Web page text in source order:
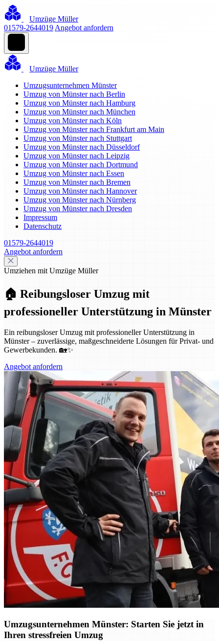
Umzüge Müller
01579-2644019 Angebot anfordern
Umzüge Müller
Umzugsunternehmen Münster
Umzug von Münster nach Berlin
Umzug von Münster nach Hamburg
Umzug von Münster nach München
Umzug von Münster nach Köln
Umzug von Münster nach Frankfurt am Main
Umzug von Münster nach Stuttgart
Umzug von Münster nach Düsseldorf
Umzug von Münster nach Leipzig
Umzug von Münster nach Dortmund
Umzug von Münster nach Essen
Umzug von Münster nach Bremen
Umzug von Münster nach Hannover
Umzug von Münster nach Nürnberg
Umzug von Münster nach Dresden
Impressum
Datenschutz
01579-2644019
Angebot anfordern
Umziehen mit Umzüge Müller
🏠 Reibungsloser Umzug mit
professioneller Unterstützung in Münster
Ein reibungsloser Umzug mit professioneller Unterstützung in
Münster – zuverlässige, maßgeschneiderte Lösungen für Privat- und
Gewerbekunden. 🏡✨
Angebot anfordern
Umzugsunternehmen Münster: Starten Sie jetzt in
Ihren stressfreien Umzug